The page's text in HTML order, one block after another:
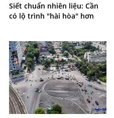
Siết chuẩn nhiên liệu: Cần
có lộ trình "hài hòa" hơn